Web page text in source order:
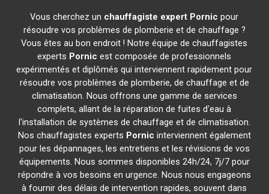
Vous cherchez un chauffagiste expert Pornic pour
résoudre vos problèmes de plomberie et de chauffage ?
Vous êtes au bon endroit ! Notre équipe de chauffagistes
experts Pornic est composée de professionnels
expérimentés et diplômés qui interviennent rapidement pour
résoudre vos problèmes de plomberie, de chauffage et de
climatisation. Nous offrons une gamme de services
complets, allant de la réparation de fuites d'eau à
l'installation de systèmes de chauffage et de climatisation.
Nos chauffagistes experts Pornic interviennent également
pour les dépannages, les entretiens et les révisions de vos
équipements. Nous sommes disponibles 24h/24, 7j/7 pour
répondre à vos besoins en urgence. Nous nous engageons
à fournir des délais de intervention rapides, souvent dans